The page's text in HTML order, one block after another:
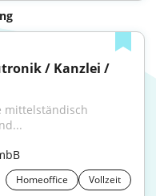
mittelständisch
Homeoffice Vollzeit